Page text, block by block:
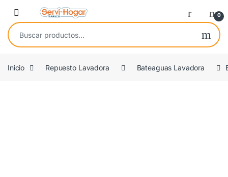
Saltar a navegación
saltar al contenido
Open 0
Buscar por:
Inicio Repuesto Lavadora Bateaguas Lavadora